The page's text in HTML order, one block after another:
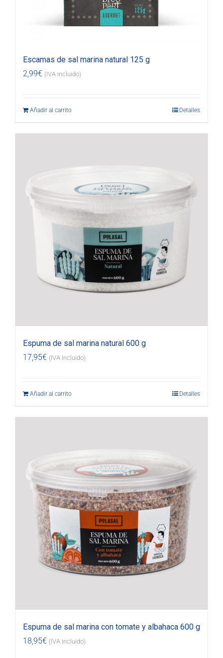
Escamas de sal marina natural 125 g
2,99€ (IVA incluido)
Añadir al carrito Detalles
Espuma de sal marina natural 600 g
17,95€ (IVA incluido)
Añadir al carrito Detalles
Espuma de sal marina con tomate y albahaca 600 g
18,95€ (IVA incluido)